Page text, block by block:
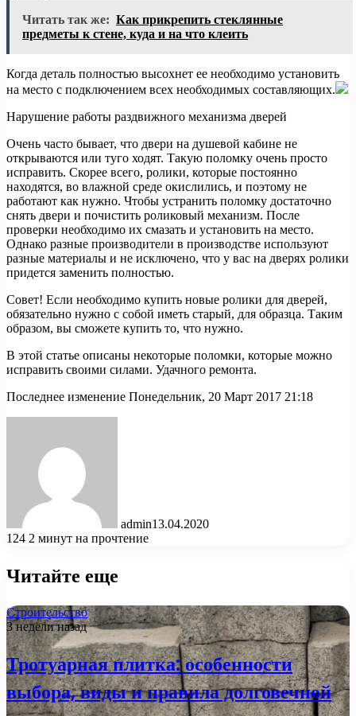
Читать так же: Как прикрепить стеклянные
предметы к стене, куда и на что клеить
Когда деталь полностью высохнет ее необходимо установить
на место с подключением всех необходимых составляющих.
Нарушение работы раздвижного механизма дверей
Очень часто бывает, что двери на душевой кабине не
открываются или туго ходят. Такую поломку очень просто
исправить. Скорее всего, ролики, которые постоянно
находятся, во влажной среде окислились, и поэтому не
работают как нужно. Чтобы устранить поломку достаточно
снять двери и почистить роликовый механизм. После
проверки необходимо их смазать и установить на место.
Однако разные производители в производстве используют
разные материалы и не исключено, что у вас на дверях ролики
придется заменить полностью.
Совет! Если необходимо купить новые ролики для дверей,
обязательно нужно с собой иметь старый, для образца. Таким
образом, вы сможете купить то, что нужно.
В этой статье описаны некоторые поломки, которые можно
исправить своими силами. Удачного ремонта.
Последнее изменение Понедельник, 20 Март 2017 21:18
admin13.04.2020
124 2 минут на прочтение
Читайте еще
Строительство
3 недели назад
Тротуарная плитка: особенности
выбора, виды и правила долговечной